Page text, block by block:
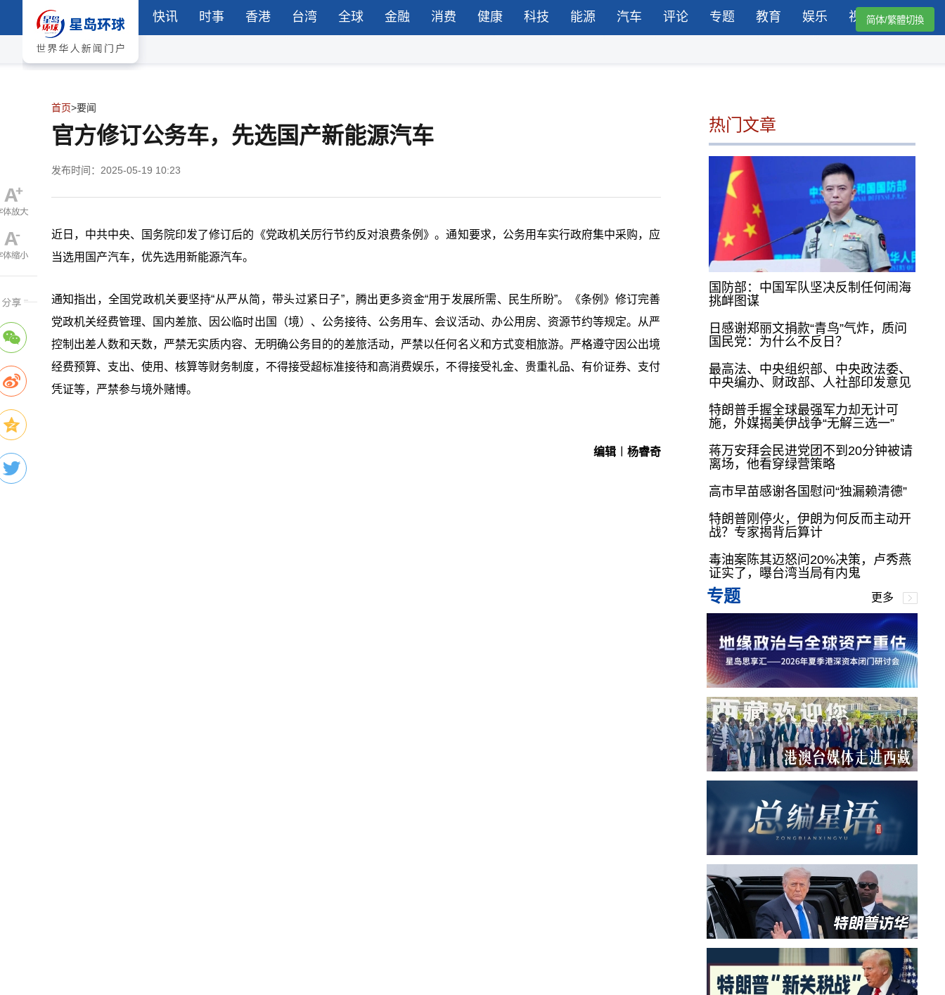
快讯 时事 香港 台湾 全球 金融 消费 健康 科技 能源 汽车 评论 专题 教育 娱乐 视频简体/繁體切換
首页>要闻
官方修订公务车，先选国产新能源汽车
发布时间：2025-05-19 10:23
近日，中共中央、国务院印发了修订后的《党政机关厉行节约反对浪费条例》。通知要求，公务用车实行政府集中采购，应
当选用国产汽车，优先选用新能源汽车。
通知指出，全国党政机关要坚持“从严从简，带头过紧日子”，腾出更多资金“用于发展所需、民生所盼”。《条例》修订完善
党政机关经费管理、国内差旅、因公临时出国（境）、公务接待、公务用车、会议活动、办公用房、资源节约等规定。从严
控制出差人数和天数，严禁无实质内容、无明确公务目的的差旅活动，严禁以任何名义和方式变相旅游。严格遵守因公出境
经费预算、支出、使用、核算等财务制度，不得接受超标准接待和高消费娱乐，不得接受礼金、贵重礼品、有价证券、支付
凭证等，严禁参与境外赌博。
编辑︱杨睿奇
热门文章
国防部：中国军队坚决反制任何闹海
挑衅图谋
日感谢郑丽文捐款“青鸟”气炸，质问
国民党：为什么不反日？
最高法、中央组织部、中央政法委、
中央编办、财政部、人社部印发意见
特朗普手握全球最强军力却无计可
施，外媒揭美伊战争“无解三选一”
蒋万安拜会民进党团不到20分钟被请
离场，他看穿绿营策略
高市早苗感谢各国慰问“独漏赖清德”
特朗普刚停火，伊朗为何反而主动开
战？专家揭背后算计
毒油案陈其迈怒问20%决策，卢秀燕
证实了，曝台湾当局有内鬼
专题 更多